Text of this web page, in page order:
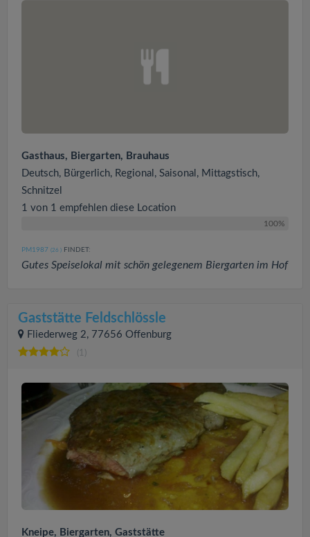
Gasthaus, Biergarten, Brauhaus
Deutsch, Bürgerlich, Regional, Saisonal, Mittagstisch,
Schnitzel
1 von 1 empfehlen diese Location
100%
PM1987 (26 ) FINDET:
Gutes Speiselokal mit schön gelegenem Biergarten im Hof
Gaststätte Feldschlössle
Fliederweg 2, 77656 Offenburg
(1)
Kneipe, Biergarten, Gaststätte